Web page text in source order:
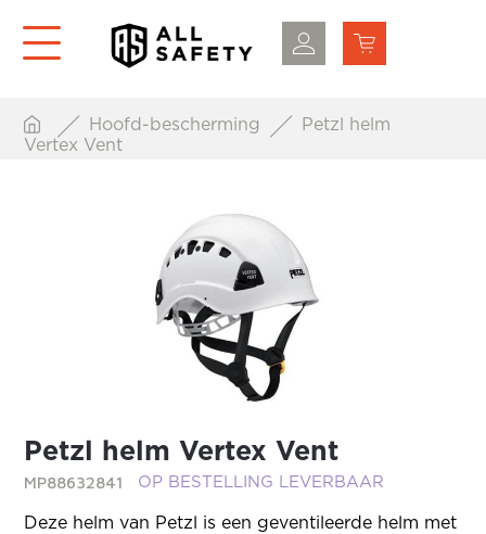
Hoofd-bescherming
Petzl helm
Vertex Vent
Petzl helm Vertex Vent
MP88632841 OP BESTELLING LEVERBAAR
Deze helm van Petzl is een geventileerde helm met